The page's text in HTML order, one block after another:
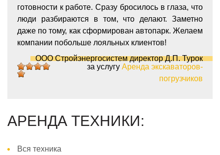
готовности к работе. Сразу бросилось в глаза, что
люди разбираются в том, что делают. Заметно
даже по тому, как сформирован автопарк. Желаем
компании побольше лояльных клиентов!
ООО Стройэнергосистем директор Д.П. Турок
5 5 5 5
5
за услугу Аренда экскаваторов-
погрузчиков
АРЕНДА ТЕХНИКИ:
Вся техника